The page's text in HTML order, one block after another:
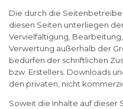
Die durch die
diesen Seiten unterliegen
Vervielfältigung,
Verwertung außerhalb der
bedürfen der schriftlichen
bzw. Erstellers. Downloads
den privaten, nicht
Soweit die Inhalte auf